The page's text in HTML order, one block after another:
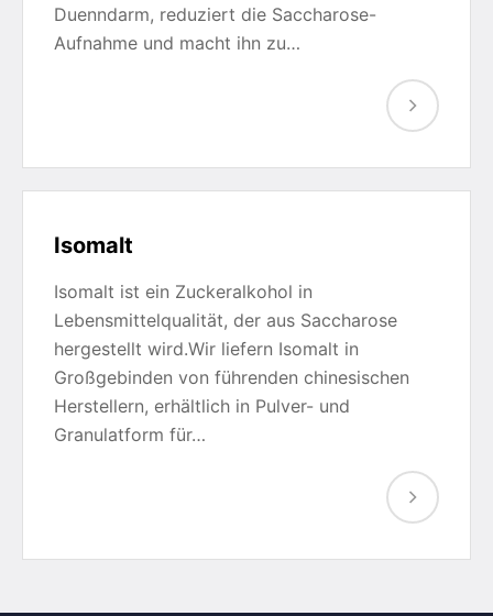
Duenndarm, reduziert die Saccharose-
Aufnahme und macht ihn zu…
Isomalt
Isomalt ist ein Zuckeralkohol in
Lebensmittelqualität, der aus Saccharose
hergestellt wird.Wir liefern Isomalt in
Großgebinden von führenden chinesischen
Herstellern, erhältlich in Pulver- und
Granulatform für…